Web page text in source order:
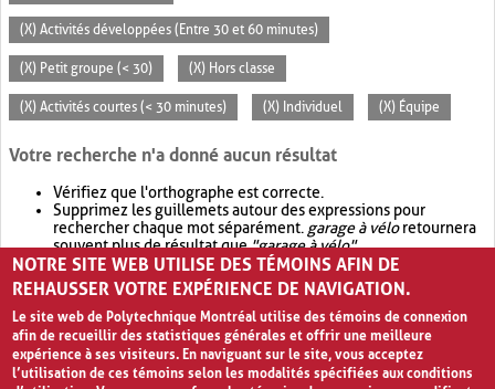
(X) Activités développées (Entre 30 et 60 minutes)
(X) Petit groupe (< 30) (X) Hors classe
(X) Activités courtes (< 30 minutes) (X) Individuel (X) Équipe
Votre recherche n'a donné aucun résultat
Vérifiez que l'orthographe est correcte.
Supprimez les guillemets autour des expressions pour
rechercher chaque mot séparément. garage à véloretournera
souvent plus de résultat que"garage à vélo".
Envisagez d'élargir votre recherche avec OR.garage OR vélo
retournera souvent plus de résultat quegarage à vélo
NOTRE SITE WEB UTILISE DES TÉMOINS AFIN DE
REHAUSSER VOTRE EXPÉRIENCE DE NAVIGATION.
Le site web de Polytechnique Montréal utilise des témoins de connexion
afin de recueillir des statistiques générales et offrir une meilleure
expérience à ses visiteurs. En naviguant sur le site, vous acceptez
l’utilisation de ces témoins selon les modalités spécifiées aux conditions